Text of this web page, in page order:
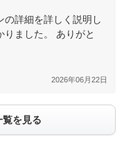
の詳細を詳しく説明し
りました。 ありがと
2026年06月22日
を見る